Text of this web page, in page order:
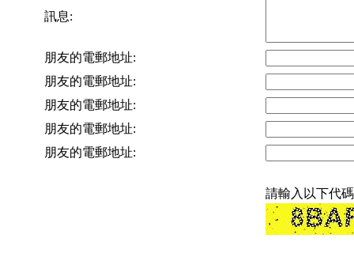
訊息:
朋友的電郵地址:
朋友的電郵地址:
朋友的電郵地址:
朋友的電郵地址:
朋友的電郵地址:
請輸入以下代碼